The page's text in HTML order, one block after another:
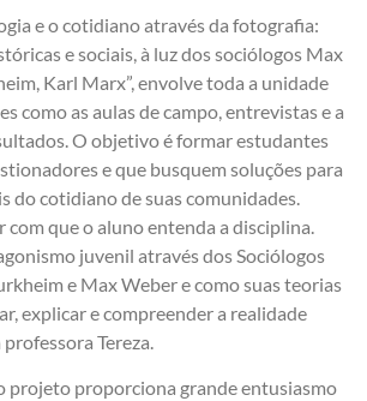
e o cotidiano através da fotografia:
e sociais, à luz dos sociólogos Max
Karl Marx”, envolve toda a unidade
como as aulas de campo, entrevistas e a
O objetivo é formar estudantes
e que busquem soluções para
do cotidiano de suas comunidades.
com que o aluno entenda a disciplina.
juvenil através dos Sociólogos
e Max Weber e como suas teorias
explicar e compreender a realidade
professora Tereza.
projeto proporciona grande entusiasmo